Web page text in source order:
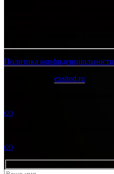
Политика конфиденциальности
exsited.ru
GO
GO